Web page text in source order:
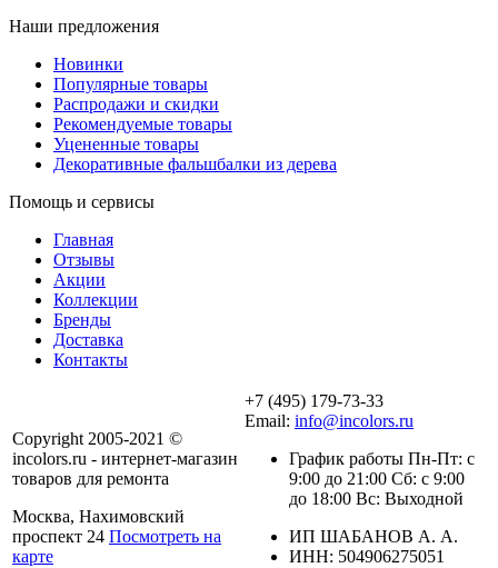
Наши предложения
Новинки
Популярные товары
Распродажи и скидки
Рекомендуемые товары
Уцененные товары
Декоративные фальшбалки из дерева
Помощь и сервисы
Главная
Отзывы
Акции
Коллекции
Бренды
Доставка
Контакты
Copyright 2005-2021 ©
incolors.ru - интернет-магазин
товаров для ремонта
Москва, Нахимовский
проспект 24 Посмотреть на
карте
+7 (495) 179-73-33
Email: info@incolors.ru
График работы Пн-Пт: с
9:00 до 21:00 Сб: с 9:00
до 18:00 Вс: Выходной
ИП ШАБАНОВ А. А.
ИНН: 504906275051